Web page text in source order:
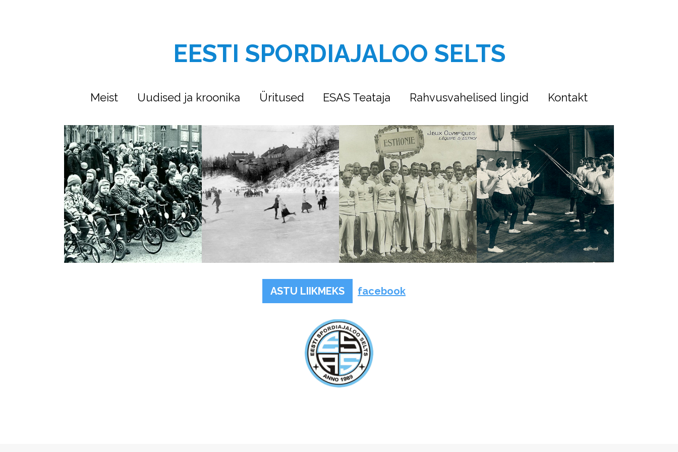
EESTI SPORDIAJALOO SELTS
Meist Uudised ja kroonika Üritused ESAS Teataja Rahvusvahelised lingid Kontakt
ASTU LIIKMEKS facebook